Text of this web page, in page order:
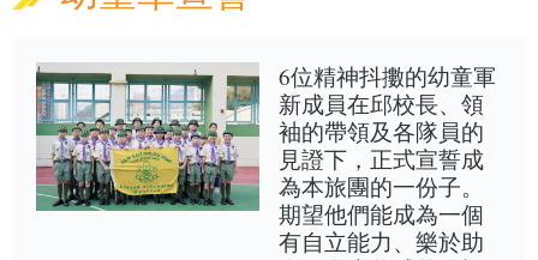
6位精神抖擻的幼童軍
新成員在邱校長、領
袖的帶領及各隊員的
見證下，正式宣誓成
為本旅團的一份子。
期望他們能成為一個
有自立能力、樂於助